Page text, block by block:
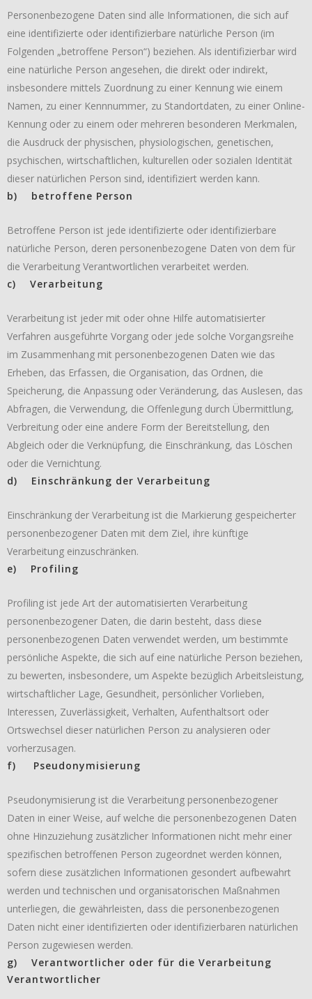
Personenbezogene Daten sind alle Informationen, die sich auf
eine identifizierte oder identifizierbare natürliche Person (im
Folgenden „betroffene Person“) beziehen. Als identifizierbar wird
eine natürliche Person angesehen, die direkt oder indirekt,
insbesondere mittels Zuordnung zu einer Kennung wie einem
Namen, zu einer Kennnummer, zu Standortdaten, zu einer Online-
Kennung oder zu einem oder mehreren besonderen Merkmalen,
die Ausdruck der physischen, physiologischen, genetischen,
psychischen, wirtschaftlichen, kulturellen oder sozialen Identität
dieser natürlichen Person sind, identifiziert werden kann.
b) betroffene Person
Betroffene Person ist jede identifizierte oder identifizierbare
natürliche Person, deren personenbezogene Daten von dem für
die Verarbeitung Verantwortlichen verarbeitet werden.
c) Verarbeitung
Verarbeitung ist jeder mit oder ohne Hilfe automatisierter
Verfahren ausgeführte Vorgang oder jede solche Vorgangsreihe
im Zusammenhang mit personenbezogenen Daten wie das
Erheben, das Erfassen, die Organisation, das Ordnen, die
Speicherung, die Anpassung oder Veränderung, das Auslesen, das
Abfragen, die Verwendung, die Offenlegung durch Übermittlung,
Verbreitung oder eine andere Form der Bereitstellung, den
Abgleich oder die Verknüpfung, die Einschränkung, das Löschen
oder die Vernichtung.
d) Einschränkung der Verarbeitung
Einschränkung der Verarbeitung ist die Markierung gespeicherter
personenbezogener Daten mit dem Ziel, ihre künftige
Verarbeitung einzuschränken.
e) Profiling
Profiling ist jede Art der automatisierten Verarbeitung
personenbezogener Daten, die darin besteht, dass diese
personenbezogenen Daten verwendet werden, um bestimmte
persönliche Aspekte, die sich auf eine natürliche Person beziehen,
zu bewerten, insbesondere, um Aspekte bezüglich Arbeitsleistung,
wirtschaftlicher Lage, Gesundheit, persönlicher Vorlieben,
Interessen, Zuverlässigkeit, Verhalten, Aufenthaltsort oder
Ortswechsel dieser natürlichen Person zu analysieren oder
vorherzusagen.
f) Pseudonymisierung
Pseudonymisierung ist die Verarbeitung personenbezogener
Daten in einer Weise, auf welche die personenbezogenen Daten
ohne Hinzuziehung zusätzlicher Informationen nicht mehr einer
spezifischen betroffenen Person zugeordnet werden können,
sofern diese zusätzlichen Informationen gesondert aufbewahrt
werden und technischen und organisatorischen Maßnahmen
unterliegen, die gewährleisten, dass die personenbezogenen
Daten nicht einer identifizierten oder identifizierbaren natürlichen
Person zugewiesen werden.
g) Verantwortlicher oder für die Verarbeitung
Verantwortlicher